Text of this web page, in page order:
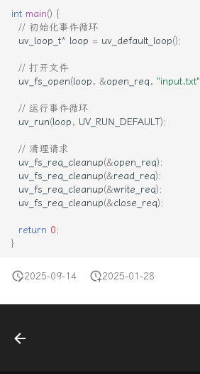
int main() {
// 初始化事件循环
uv_loop_t* loop = uv_default_loop();
// 打开文件
uv_fs_open(loop, &open_req, "input.txt"
// 运行事件循环
uv_run(loop, UV_RUN_DEFAULT);
// 清理请求
uv_fs_req_cleanup(&open_req);
uv_fs_req_cleanup(&read_req);
uv_fs_req_cleanup(&write_req);
uv_fs_req_cleanup(&close_req);
return 0;
}
2025-09-14 2025-01-28